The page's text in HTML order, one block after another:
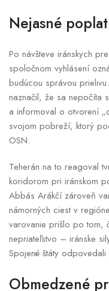
Nejasné
Po návšteve iránskych
spoločnom vyhlásení
budúcou správou
naznačil, že sa nepočíta
a informoval o otvorení
svojom pobreží, ktorý
OSN.
Teherán na to reagoval
koridorom pri iránskom
Abbás Arákčí zároveň
námorných ciest v
varovanie prišlo po tom,
nepriateľstvo – iránske
Spojené štáty
Obmedzené